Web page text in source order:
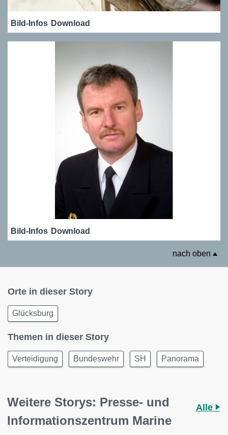
Bild-Infos Download
Bild-Infos Download
nach oben
Orte in dieser Story
Glücksburg
Themen in dieser Story
Verteidigung Bundeswehr SH Panorama
Weitere Storys: Presse- und
Informationszentrum Marine
Alle